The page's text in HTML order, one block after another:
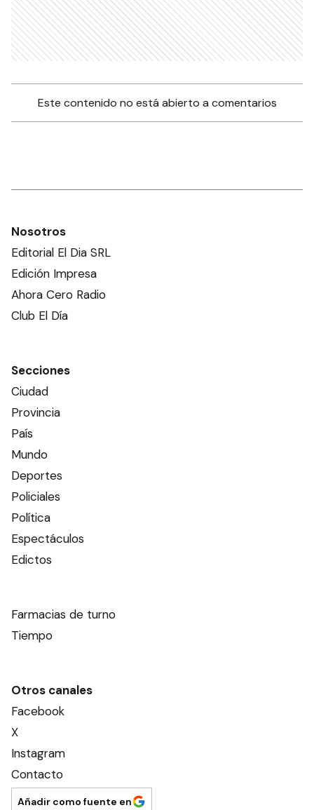
Este contenido no está abierto a comentarios
Nosotros
Editorial El Dia SRL
Edición Impresa
Ahora Cero Radio
Club El Día
Secciones
Ciudad
Provincia
País
Mundo
Deportes
Policiales
Política
Espectáculos
Edictos
Farmacias de turno
Tiempo
Otros canales
Facebook
X
Instagram
Contacto
Añadir como fuente en